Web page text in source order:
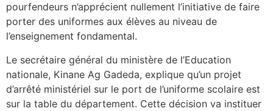
pourfendeurs n’apprécient nullement l’initiative de faire
porter des uniformes aux élèves au niveau de
l’enseignement fondamental.
Le secrétaire général du ministère de l’Education
nationale, Kinane Ag Gadeda, explique qu’un projet
d’arrêté ministériel sur le port de l’uniforme scolaire est
sur la table du département. Cette décision va instituer